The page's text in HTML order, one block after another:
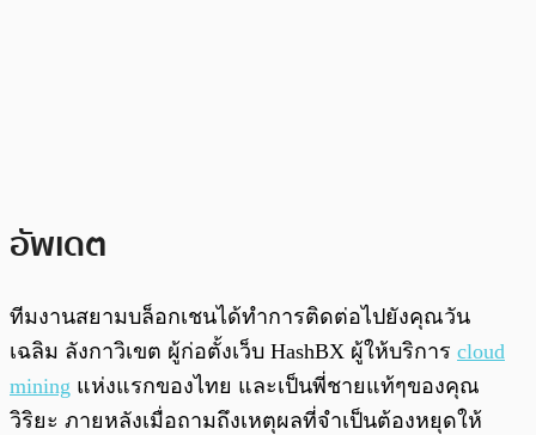
อัพเดต
ทีมงานสยามบล็อกเชนได้ทำการติดต่อไปยังคุณวัน
เฉลิม ลังกาวิเขต ผู้ก่อตั้งเว็บ HashBX ผู้ให้บริการ cloud
mining แห่งแรกของไทย และเป็นพี่ชายแท้ๆของคุณ
วิริยะ ภายหลังเมื่อถามถึงเหตุผลที่จำเป็นต้องหยุดให้